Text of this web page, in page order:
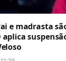
e madrasta
aplica